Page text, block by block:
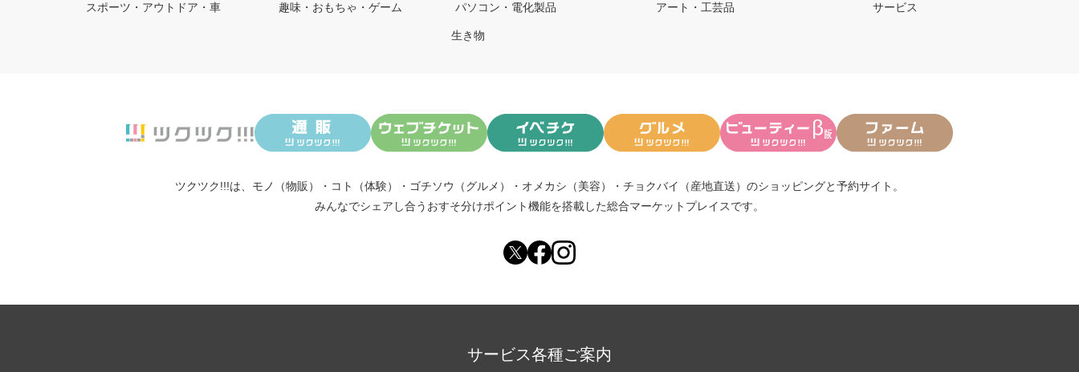
スポーツ・アウトドア・車 趣味・おもちゃ・ゲーム パソコン・電化製品 アート・工芸品 サービス
生き物
ツクツク!!!は、 モノ（物販） ・ コト（体験） ・ ゴチソウ（グルメ） ・ オメカシ（美容） ・ チョクバイ（産地直送） のショッピングと予約サイト。
みんなでシェアし合う おすそ分けポイント機能を搭載した総合マーケットプレイスです。
サービス各種ご案内